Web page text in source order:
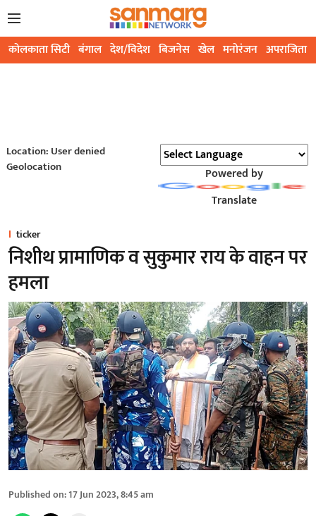
कोलकाता सिटी बंगाल देश/विदेश बिजनेस खेल मनोरंजन अपराजिता
Location: User denied
Geolocation
Powered by
Translate
ticker
निशीथ प्रामाणिक व सुकुमार राय के वाहन पर
हमला
Published on:17 Jun 2023, 8:45 am